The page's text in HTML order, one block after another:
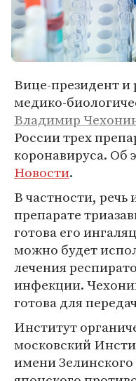
Вице-президент и
медико-
Владимир
России трех
коронавируса. Об
Новости.
В частности,
препарате
готова его
можно будет
лечения
инфекции.
готова для
Институт
московский
имени Зелинского